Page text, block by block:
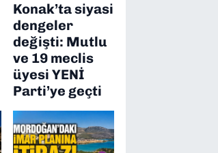
Konak’ta siyasi
dengeler
değişti: Mutlu
ve 19 meclis
üyesi YENİ
Parti’ye geçti